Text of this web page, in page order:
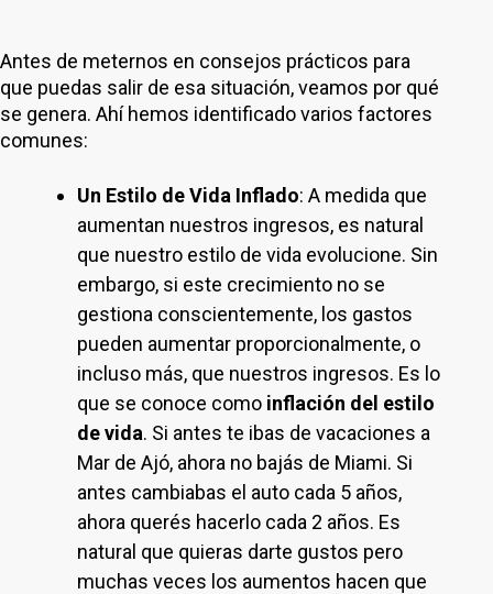
Antes de meternos en consejos prácticos para
que puedas salir de esa situación, veamos por qué
se genera. Ahí hemos identificado varios factores
comunes:
Un Estilo de Vida Inflado: A medida que
aumentan nuestros ingresos, es natural
que nuestro estilo de vida evolucione. Sin
embargo, si este crecimiento no se
gestiona conscientemente, los gastos
pueden aumentar proporcionalmente, o
incluso más, que nuestros ingresos. Es lo
que se conoce como inflación del estilo
de vida. Si antes te ibas de vacaciones a
Mar de Ajó, ahora no bajás de Miami. Si
antes cambiabas el auto cada 5 años,
ahora querés hacerlo cada 2 años. Es
natural que quieras darte gustos pero
muchas veces los aumentos hacen que